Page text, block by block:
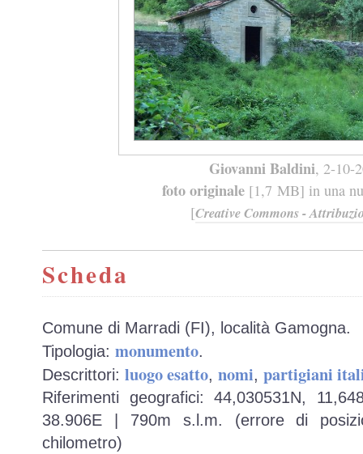
Giovanni Baldini, 2-10-
foto originale[1,7 MB] in una
[Creative Commons -
Scheda
Comune di Marradi (FI), località Gamogna.
Tipologia: monumento.
Descrittori: luogo esatto, nomi, partigiani
Riferimenti geografici: 44,030531N,
38.906E | 790m s.l.m. (errore di
chilometro)